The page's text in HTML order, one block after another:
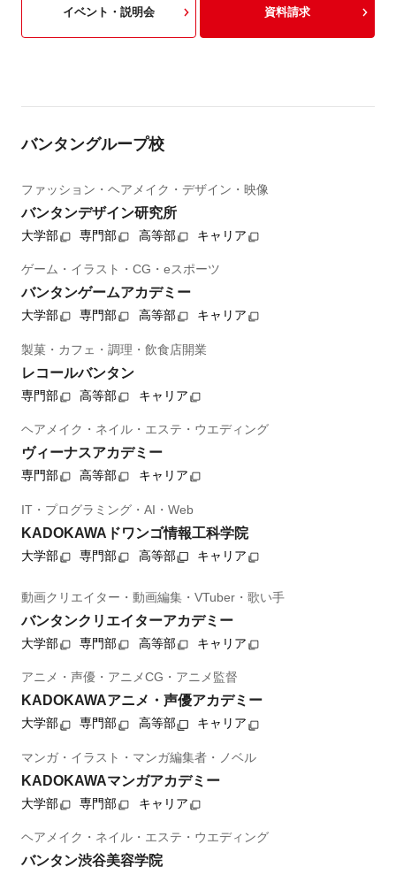
イベント・説明会 資料請求
バンタングループ校
ファッション・ヘアメイク・デザイン・映像
バンタンデザイン研究所
大学部 専門部 高等部 キャリア
ゲーム・イラスト・CG・eスポーツ
バンタンゲームアカデミー
大学部 専門部 高等部 キャリア
製菓・カフェ・調理・飲食店開業
レコールバンタン
専門部 高等部 キャリア
ヘアメイク・ネイル・エステ・ウエディング
ヴィーナスアカデミー
専門部 高等部 キャリア
IT・プログラミング・AI・Web
KADOKAWAドワンゴ情報工科学院
大学部 専門部 高等部 キャリア
動画クリエイター・動画編集・VTuber・歌い手
バンタンクリエイターアカデミー
大学部 専門部 高等部 キャリア
アニメ・声優・アニメCG・アニメ監督
KADOKAWAアニメ・声優アカデミー
大学部 専門部 高等部 キャリア
マンガ・イラスト・マンガ編集者・ノベル
KADOKAWAマンガアカデミー
大学部 専門部 キャリア
ヘアメイク・ネイル・エステ・ウエディング
バンタン渋谷美容学院